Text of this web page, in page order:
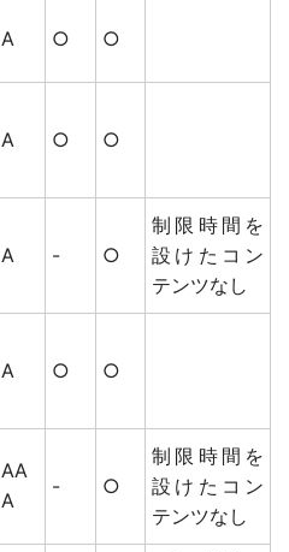
A ○ ○
A ○ ○
A - ○
制限時間を
設けたコン
テンツなし
A ○ ○
AA
A
- ○
制限時間を
設けたコン
テンツなし